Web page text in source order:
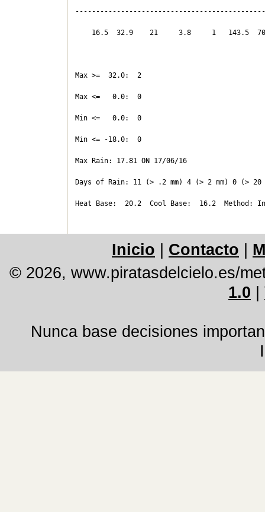
16.5  32.9    21     3.8     1   143.5
Max >=  32.0:  2
Max <=   0.0:  0
Min <=   0.0:  0
Min <= -18.0:  0
Max Rain: 17.81 ON 17/06/16
Days of Rain: 11 (> .2 mm) 4 (> 2 mm) 0 (> 20
Heat Base:  20.2  Cool Base:  16.2  Method:
Inicio Contacto
© 2026, www.piratasdelcielo.es/
1.0
Nunca base decisiones